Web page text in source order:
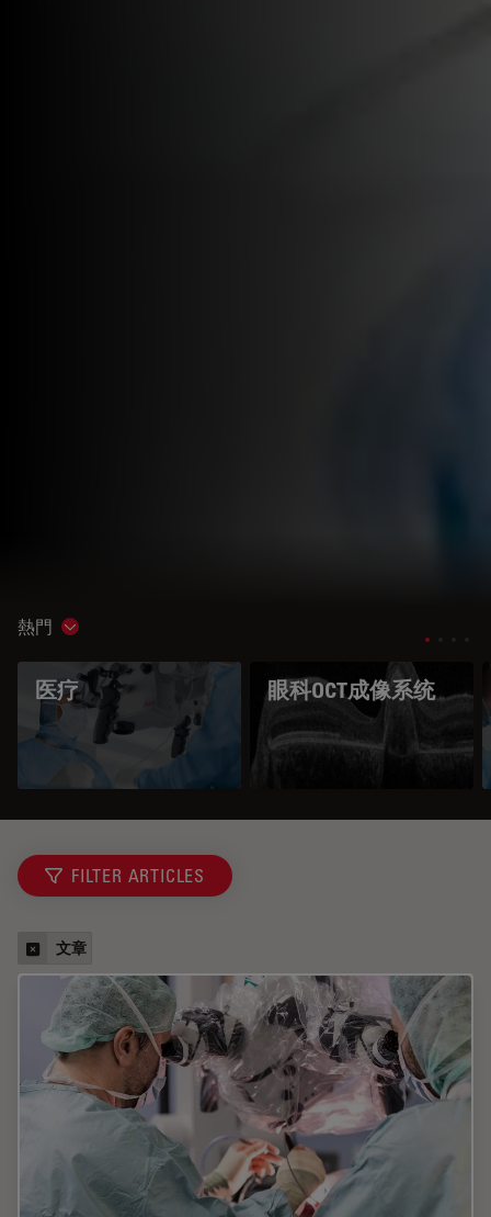
熱門 Show subnavigation
医疗 眼科OCT成像系统
FILTER ARTICLES
文章